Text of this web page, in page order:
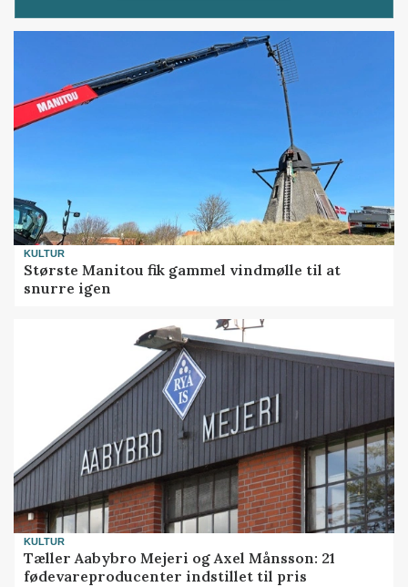
KULTUR
Største Manitou fik gammel vindmølle til at
snurre igen
KULTUR
Tæller Aabybro Mejeri og Axel Månsson: 21
fødevareproducenter indstillet til pris